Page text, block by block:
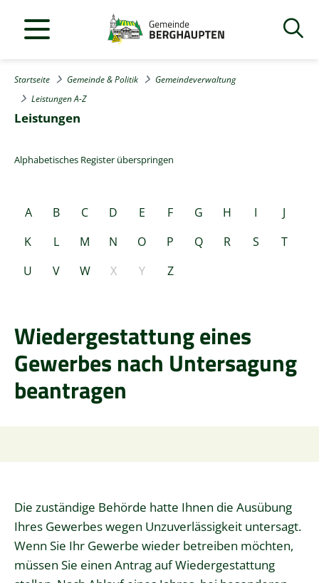
Startseite Gemeinde & Politik
Gemeindeverwaltung
Leistungen A-Z
Leistungen
Alphabetisches Register überspringen
A B C D E F G H I
J
K
L M N O P Q R S
T
U
V W X Y Z
Wiedergestattung eines
Gewerbes nach Untersagung
beantragen
Die zuständige Behörde hatte Ihnen die Ausübung
Ihres Gewerbes wegen Unzuverlässigkeit untersagt.
Wenn Sie Ihr Gewerbe wieder betreiben möchten,
müssen Sie einen Antrag auf Wiedergestattung